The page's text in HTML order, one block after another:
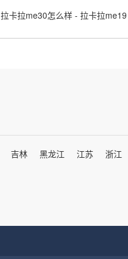
拉卡拉me30怎么样 - 拉卡拉me19
吉林 黑龙江 江苏 浙江